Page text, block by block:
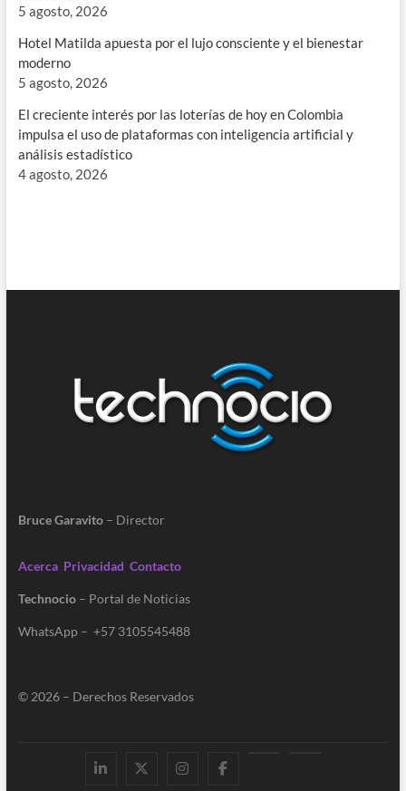
5 agosto, 2026
Hotel Matilda apuesta por el lujo consciente y el bienestar
moderno
5 agosto, 2026
El creciente interés por las loterías de hoy en Colombia
impulsa el uso de plataformas con inteligencia artificial y
análisis estadístico
4 agosto, 2026
Bruce Garavito– Director
Acerca Privacidad Contacto
Technocio– Portal de Noticias
WhatsApp – +57 3105545488
© 2026 – Derechos Reservados
LinkedinTwitterInstagram
Facebook